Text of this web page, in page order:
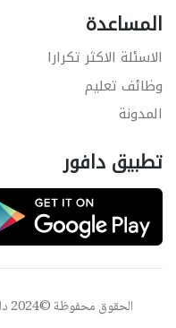
المساعدة
الاسئلة الاكثر تكرارا
وظائف تعليم
المدونة
تطبيق دافور
الحقوق محفوظة ©2024 دافور, أحد مشاريع مجموعة